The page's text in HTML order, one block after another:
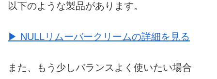
以下のような製品があります。
▶ NULLリムーバークリームの詳細を見る
また、もう少しバランスよく使いたい場合